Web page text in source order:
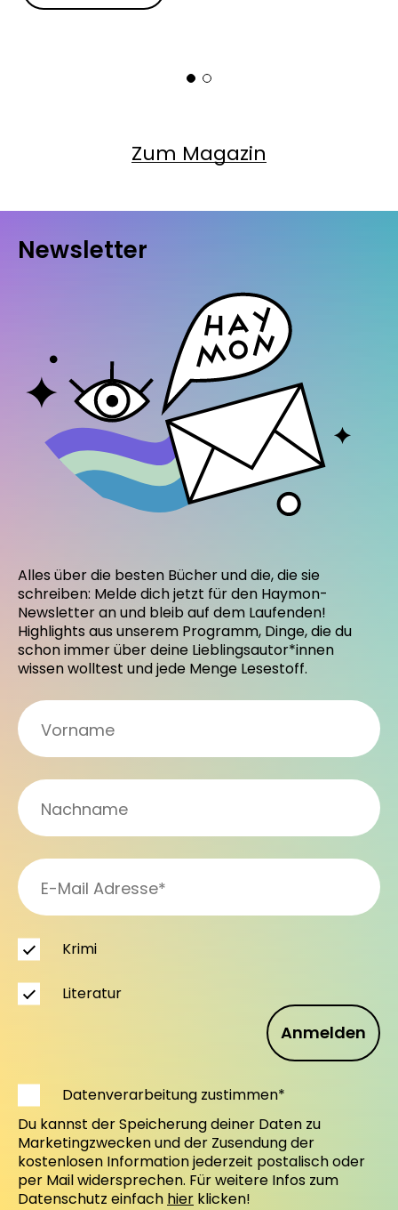
Zum Magazin
Newsletter
Alles über die besten Bücher und die, die sie
schreiben: Melde dich jetzt für den Haymon-
Newsletter an und bleib auf dem Laufenden!
Highlights aus unserem Programm, Dinge, die du
schon immer über deine Lieblingsautor*innen
wissen wolltest und jede Menge Lesestoff.
Anmelden
Krimi
Literatur
Datenverarbeitung zustimmen*
Du kannst der Speicherung deiner Daten zu
Marketingzwecken und der Zusendung der
kostenlosen Information jederzeit postalisch oder
per Mail widersprechen. Für weitere Infos zum
Datenschutz einfach hier klicken!